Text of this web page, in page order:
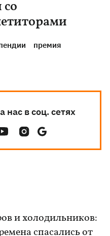
со
премия
нас в соц. сетях
и холодильников:
спасались от